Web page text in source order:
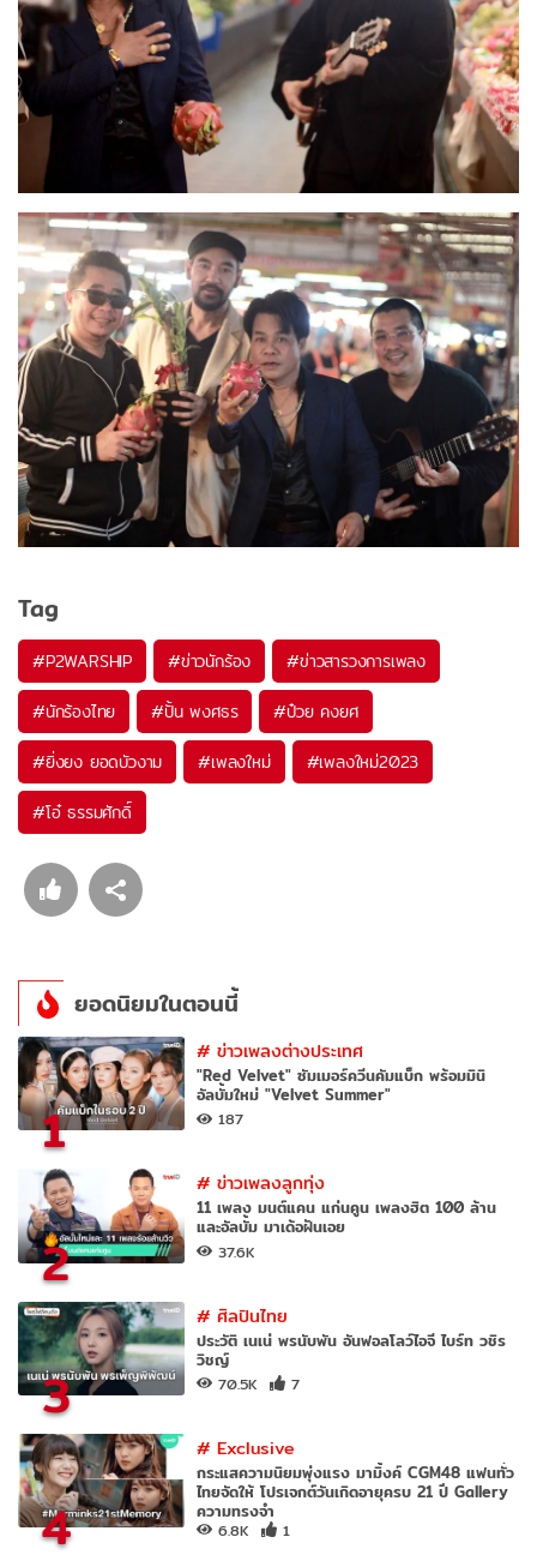
Tag
#P2WARSHIP #ข่าวนักร้อง #ข่าวสารวงการเพลง
#นักร้องไทย #ปั้น พงศธร #ป๋วย คงยศ
#ยิ่งยง ยอดบัวงาม #เพลงใหม่ #เพลงใหม่2023
#โอ๋ ธรรมศักดิ์
ยอดนิยมในตอนนี้
1
#ข่าวเพลงต่างประเทศ
"Red Velvet" ซัมเมอร์ควีนคัมแบ็ก พร้อมมินิ
อัลบั้มใหม่ "Velvet Summer"
187
2
#ข่าวเพลงลูกทุ่ง
11 เพลง มนต์แคน แก่นคูน เพลงฮิต 100 ล้าน
และอัลบั้ม มาเด้อฝันเอย
37.6K
3
#ศิลปินไทย
ประวัติ เนเน่ พรนับพัน อันฟอลโลว์ไอจี ไบร์ท วชิร
วิชญ์
70.5K 7
4
#Exclusive
กระแสความนิยมพุ่งแรง มามิ้งค์ CGM48 แฟนทั่ว
ไทยจัดให้ โปรเจกต์วันเกิดอายุครบ 21 ปี Gallery
ความทรงจำ
6.8K 1